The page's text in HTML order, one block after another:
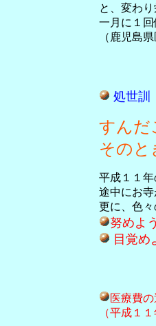
と、変わ
一月に１回
（鹿児島
処世訓
すんだ
そのと
平成１１
途中にお寺
更に、色
努めよ
目覚
医療費
（平成１